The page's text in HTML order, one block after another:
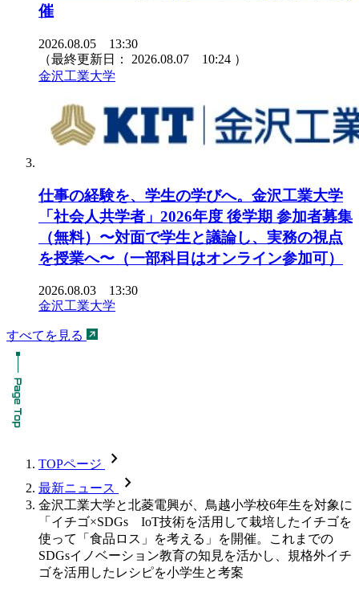
催
2026.08.05 13:30
（最終更新日： 2026.08.07 10:24 ）
金沢工業大学
仕事の経験を、学生の学びへ。金沢工業大学
「社会人共学者」2026年度 後学期 参加者募集
（無料）〜対面で学生と議論し、実務の視点
を授業へ〜（一部科目はオンライン参加可）
2026.08.03 13:30
金沢工業大学
すべてを見る
TOPページ chevron_forward
最新ニュース chevron_forward
金沢工業大学と北菱電興が、鳥越小学校6年生を対象に
「イチゴ×SDGs IoT技術を活用して栽培したイチゴを
使って「食品ロス」を考える」を開催。これまでの
SDGsイノベーション教育の知見を活かし、規格外イチ
ゴを活用したレシピを小学生と考案